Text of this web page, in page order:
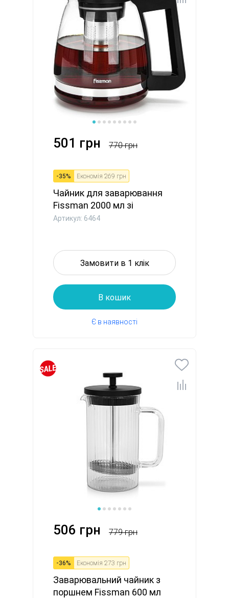
501 грн 770 грн
-35% Економія 269 грн
Чайник для заварювання
Fissman 2000 мл зі
сталевим...
Артикул: 6464
Замовити в 1 клік
В кошик
Є в наявності
506 грн 779 грн
-36% Економія 273 грн
Заварювальний чайник з
поршнем Fissman 600 мл